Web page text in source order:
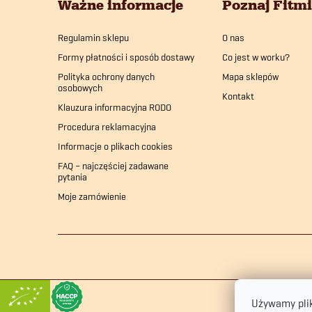
Używamy
Ważne informacje
Regulamin sklepu
Formy płatności i sposób dostawy
Polityka ochrony danych
osobowych
Klauzura informacyjna RODO
Procedura reklamacyjna
Informacje o plikach cookies
FAQ – najczęściej zadawane
pytania
Moje zamówienie
Poznaj
O nas
Co jest w worku?
Mapa sklepów
Kontakt